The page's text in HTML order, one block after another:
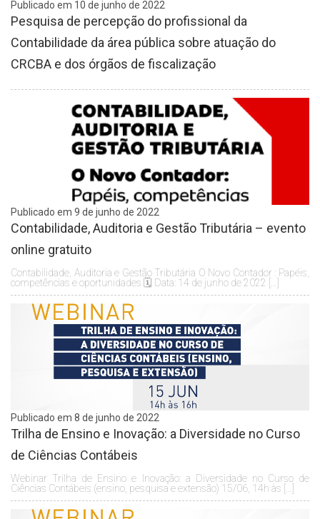
Publicado em 10 de junho de 2022
Pesquisa de percepção do profissional da
Contabilidade da área pública sobre atuação do
CRCBA e dos órgãos de fiscalização
Publicado em 9 de junho de 2022
Contabilidade, Auditoria e Gestão Tributária – evento
online gratuito
Contabilidade, Auditoria e Gestão Tributária O Novo Contador : Papéis,
competências e oportunidades 🗓️ Data: 14 de junho de 2022 […]
Publicado em 8 de junho de 2022
Trilha de Ensino e Inovação: a Diversidade no Curso
de Ciências Contábeis
Webinar Trilha de Ensino e Inovação: a Diversidade no Curso de
Ciências Contábeis (ensino, pesquisa e extensão) 15/06, 14h às […]